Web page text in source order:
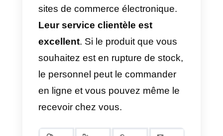
soit le canal.
Samsungest un bon exemple de
centre de services multicanaux.
L’assistance est fournie par
téléphone, par courriel, par les
médias sociaux ou par d’autres